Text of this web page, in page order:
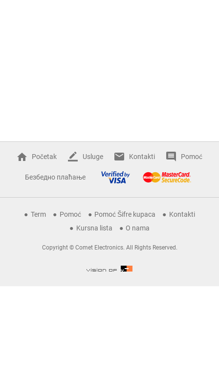
Početak Usluge Kontakti Pomoć
Безбедно плаћање
Term Pomoć Pomoć Šifre kupaca
Kontakti
Kursna lista
O nama
Copyright © Comet Electronics. All Rights Reserved.